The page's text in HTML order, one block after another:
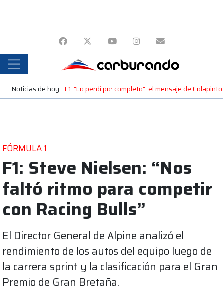
Noticias de hoy F1: "Lo perdí por completo", el mensaje de
FÓRMULA 1
F1: Steve Nielsen: “Nos
faltó ritmo para competir
con Racing Bulls”
El Director General de Alpine analizó el
rendimiento de los autos del equipo luego de
la carrera sprint y la clasificación para el Gran
Premio de Gran Bretaña.